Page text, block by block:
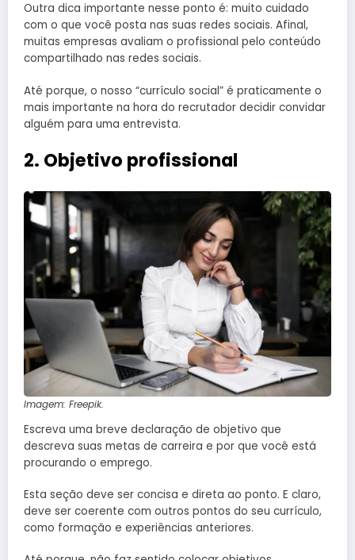
Outra dica importante nesse ponto é: muito cuidado
com o que você posta nas suas redes sociais. Afinal,
muitas empresas avaliam o profissional pelo conteúdo
compartilhado nas redes sociais.
Até porque, o nosso “currículo social” é praticamente o
mais importante na hora do recrutador decidir convidar
alguém para uma entrevista.
2. Objetivo profissional
Imagem: Freepik.
Escreva uma breve declaração de objetivo que
descreva suas metas de carreira e por que você está
procurando o emprego.
Esta seção deve ser concisa e direta ao ponto. E claro,
deve ser coerente com outros pontos do seu currículo,
como formação e experiências anteriores.